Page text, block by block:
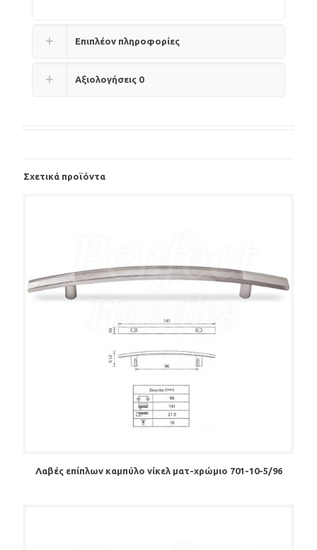
Επιπλέον πληροφορίες
Αξιολογήσεις 0
Σχετικά προϊόντα
Λαβές επίπλων καμπύλο νίκελ ματ-χρώμιο 701-10-5/96